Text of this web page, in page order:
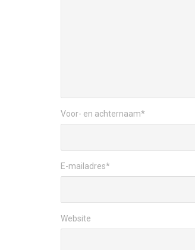
Voor- en achternaam*
E-mailadres*
Website